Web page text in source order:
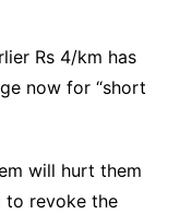
Rs 4/km has
now for “short
will hurt them
to revoke the